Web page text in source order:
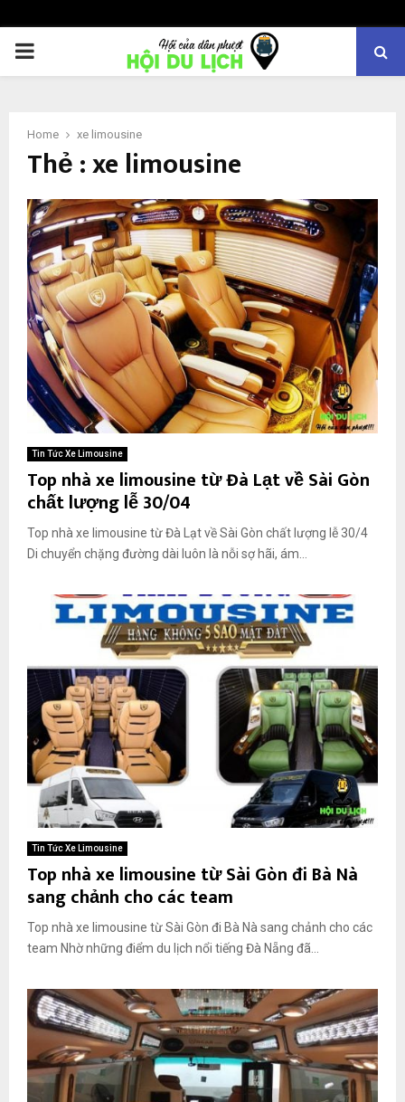
PRIMARY
Home xe limousine
Thẻ : xe limousine
Tin Tức Xe Limousine
Top nhà xe limousine từ Đà Lạt về Sài Gòn
chất lượng lễ 30/04
Top nhà xe limousine từ Đà Lạt về Sài Gòn chất lượng lễ 30/4
Di chuyển chặng đường dài luôn là nỗi sợ hãi, ám...
Tin Tức Xe Limousine
Top nhà xe limousine từ Sài Gòn đi Bà Nà
sang chảnh cho các team
Top nhà xe limousine từ Sài Gòn đi Bà Nà sang chảnh cho các
team Nhờ những điểm du lịch nổi tiếng Đà Nẵng đã...